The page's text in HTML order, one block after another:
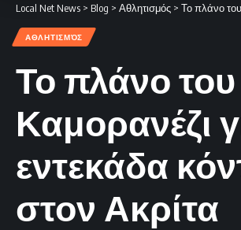
Local Net News > Blog > Αθλητισμός > Το πλάνο του
ΑΘΛΗΤΙΣΜΌΣ
Το πλάνο του
Καμορανέζι
εντεκάδα
στον Ακρίτα